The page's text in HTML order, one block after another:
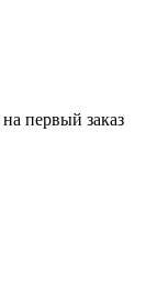
на первый заказ